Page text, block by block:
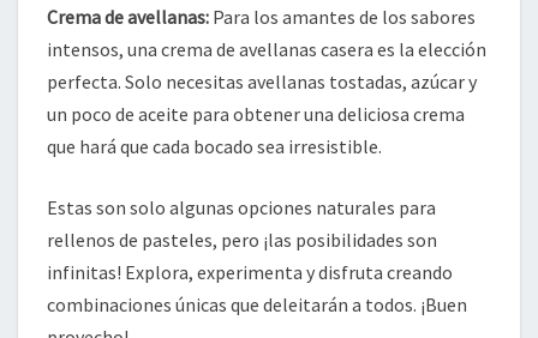
Crema de avellanas: Para los amantes de los sabores
intensos, una crema de avellanas casera es la elección
perfecta. Solo necesitas avellanas tostadas, azúcar y
un poco de aceite para obtener una deliciosa crema
que hará que cada bocado sea irresistible.
Estas son solo algunas opciones naturales para
rellenos de pasteles, pero ¡las posibilidades son
infinitas! Explora, experimenta y disfruta creando
combinaciones únicas que deleitarán a todos. ¡Buen